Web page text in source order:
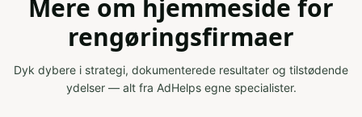
Mere om hjemmeside for
rengøringsfirmaer
Dyk dybere i strategi, dokumenterede resultater og tilstødende
ydelser — alt fra AdHelps egne specialister.